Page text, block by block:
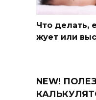
Что делать,
жует или
NEW!